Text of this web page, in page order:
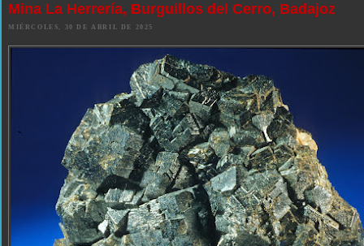
Mina La Herrería, Burguillos del Cerro, Badajoz
MIÉRCOLES, 30 DE ABRIL DE 2025